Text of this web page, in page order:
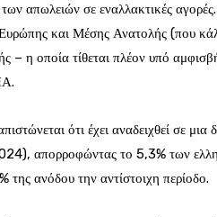
απωλειών σε εναλλακτικές
και Μέσης Ανατολής (που
– η οποία τίθεται πλέον υπό
ότι έχει αναδειχθεί σε μια
απορροφώντας το 5,3% των
ανόδου την αντίστοιχη περίοδο.